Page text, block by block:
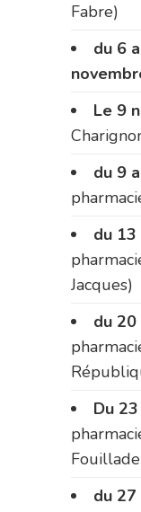
Fabre)
du 6
Le 9
du 9
du
Jacques)
du
Du
du